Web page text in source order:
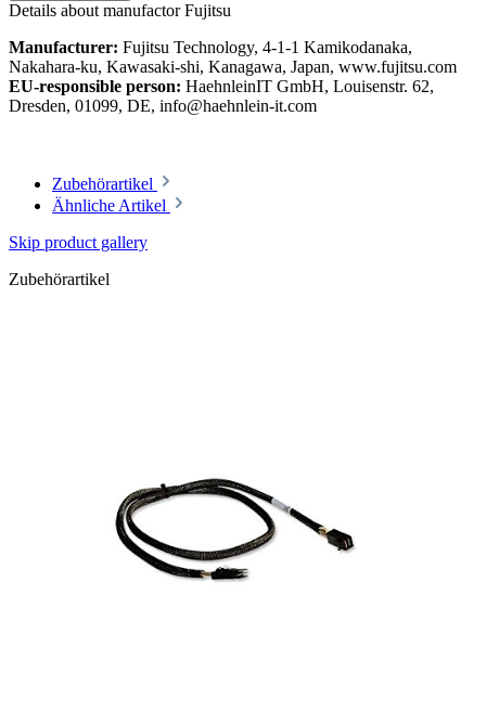
Details about manufactor Fujitsu
Manufacturer: Fujitsu Technology, 4-1-1 Kamikodanaka,
Nakahara-ku, Kawasaki-shi, Kanagawa, Japan, www.fujitsu.com
EU-responsible person: HaehnleinIT GmbH, Louisenstr. 62,
Dresden, 01099, DE, info@haehnlein-it.com
Zubehörartikel
Ähnliche Artikel
Skip product gallery
Zubehörartikel